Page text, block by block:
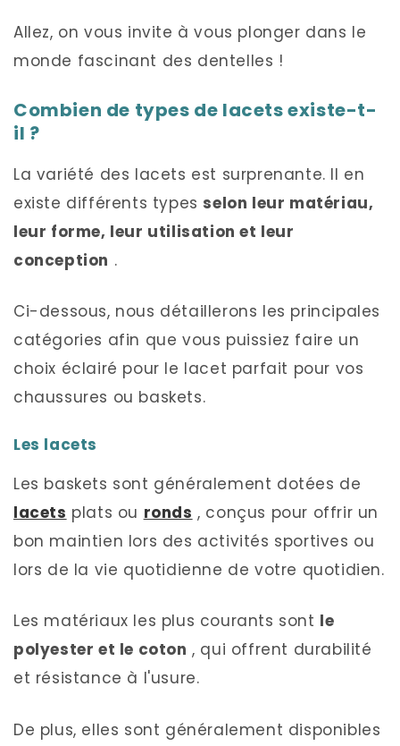
Allez, on vous invite à vous plonger dans le
monde fascinant des dentelles !
Combien de types de lacets existe-t-
il ?
La variété des lacets est surprenante. Il en
existe différents typesselon leur matériau,
leur forme, leur utilisation et leur
conception .
Ci-dessous, nous détaillerons les principales
catégories afin que vous puissiez faire un
choix éclairé pour le lacet parfait pour vos
chaussures ou baskets.
Les lacets
Les baskets sont généralement dotées de
lacets plats ou ronds , conçus pour offrir un
bon maintien lors des activités sportives ou
lors de la vie quotidienne de votre quotidien.
Les matériaux les plus courants sont le
polyester et le coton , qui offrent durabilité
et résistance à l'usure.
De plus, elles sont généralement disponibles